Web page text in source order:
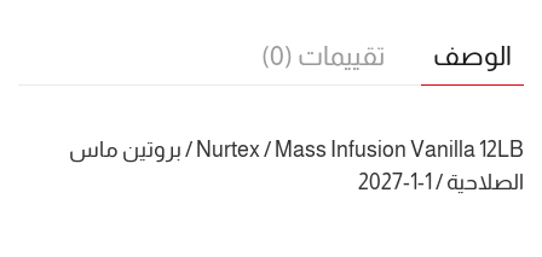
الوصف تقييمات (0)
Nurtex / Mass Infusion Vanilla 12LB / بروتين ماس
الصلاحية / 1-1-2027